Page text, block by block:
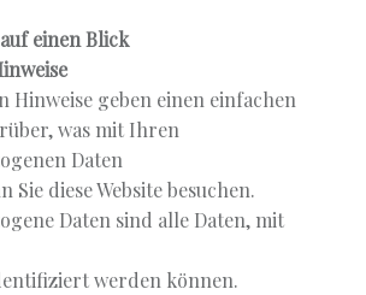
einen Blick
Hinweise geben einen einfachen
was mit Ihren
Daten
Sie diese Website besuchen.
Daten sind alle Daten, mit
werden können.